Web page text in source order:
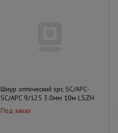
Шнур оптический spc SC/APC-
SC/APC 9/125 3.0мм 10м LSZH
Под заказ